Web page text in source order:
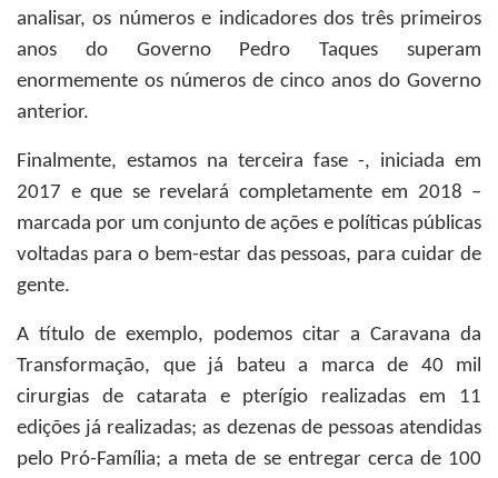
analisar, os números e indicadores dos três primeiros
anos do Governo Pedro Taques superam
enormemente os números de cinco anos do Governo
anterior.
Finalmente, estamos na terceira fase -, iniciada em
2017 e que se revelará completamente em 2018 –
marcada por um conjunto de ações e políticas públicas
voltadas para o bem-estar das pessoas, para cuidar de
gente.
A título de exemplo, podemos citar a Caravana da
Transformação, que já bateu a marca de 40 mil
cirurgias de catarata e pterígio realizadas em 11
edições já realizadas; as dezenas de pessoas atendidas
pelo Pró-Família; a meta de se entregar cerca de 100